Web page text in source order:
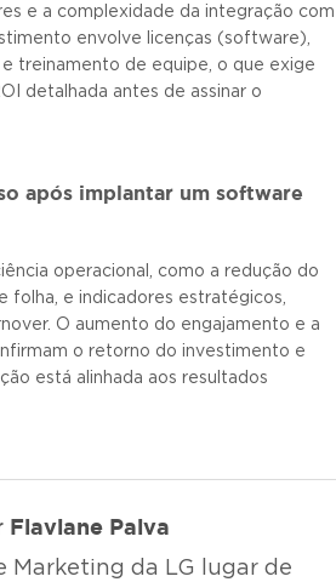
e a complexidade da integração com
envolve licenças (software),
treinamento de equipe, o que exige
detalhada antes de assinar o
após implantar um software
operacional, como a redução do
folha, e indicadores estratégicos,
O aumento do engajamento e a
o retorno do investimento e
está alinhada aos resultados
Flaviane Paiva
Marketing da LG lugar de